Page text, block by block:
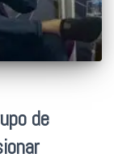
de